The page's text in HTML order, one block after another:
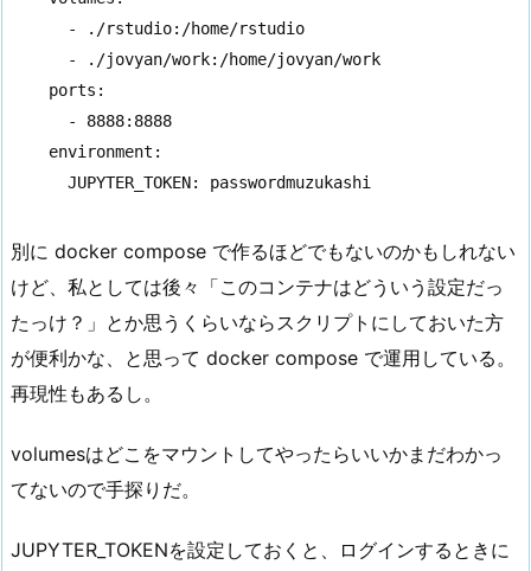
      JUPYTER_TOKEN: passwordmuzukashi
別に docker compose で作るほどでもないのかもしれない
けど、私としては後々「このコンテナはどういう設定だっ
たっけ？」とか思うくらいならスクリプトにしておいた方
が便利かな、と思って docker compose で運用している。
再現性もあるし。
volumesはどこをマウントしてやったらいいかまだわかっ
てないので手探りだ。
JUPYTER_TOKENを設定しておくと、ログインするときに